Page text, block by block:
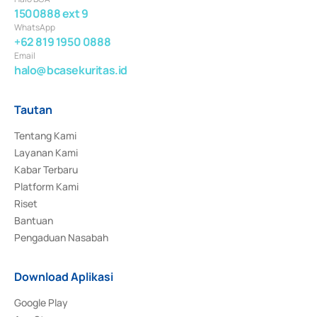
1500888 ext 9
WhatsApp
+62 819 1950 0888
Email
halo@bcasekuritas.id
Tautan
Tentang Kami
Layanan Kami
Kabar Terbaru
Platform Kami
Riset
Bantuan
Pengaduan Nasabah
Download Aplikasi
Google Play